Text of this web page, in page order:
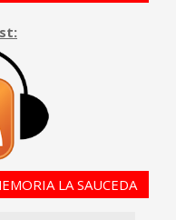
LA SAUCEDA